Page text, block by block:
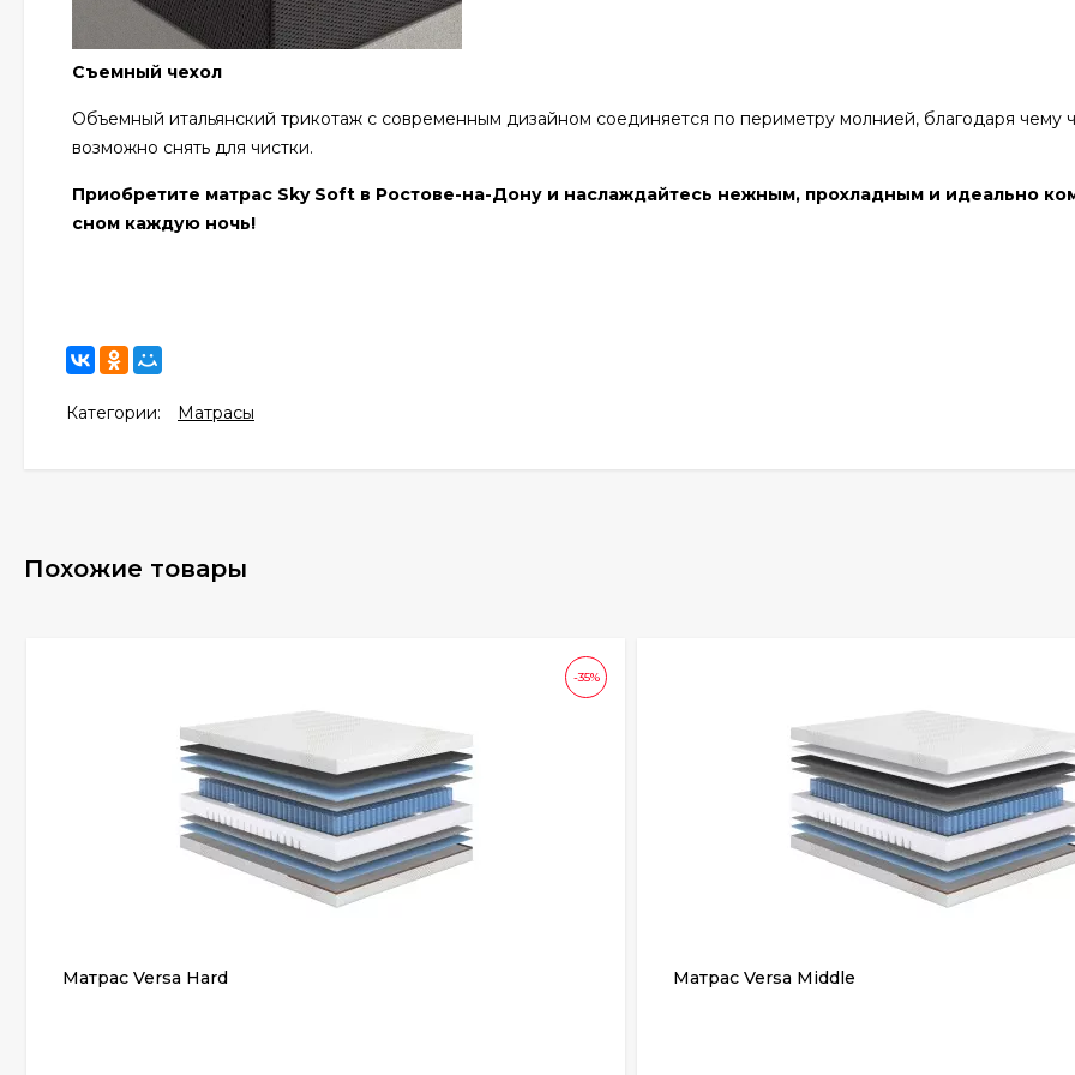
Съемный чехол
Объемный итальянский трикотаж с современным дизайном соединяется по периметру молнией, благодаря чему
возможно снять для чистки.
Приобретите матрас Sky Soft в Ростове-на-Дону и наслаждайтесь нежным, прохладным и идеально
сном каждую ночь!
Категории: Матрасы
Похожие товары
-35%
Матрас Versa Hard Матрас Versa Middle